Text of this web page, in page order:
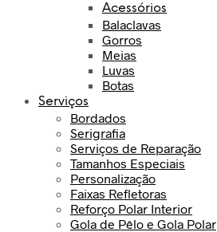
Acessórios
Balaclavas
Gorros
Meias
Luvas
Botas
Serviços
Bordados
Serigrafia
Serviços de Reparação
Tamanhos Especiais
Personalização
Faixas Refletoras
Reforço Polar Interior
Gola de Pêlo e Gola Polar